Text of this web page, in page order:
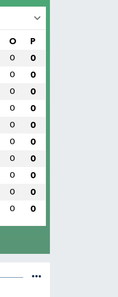
O P
0 0
0 0
0 0
0 0
0 0
0 0
0 0
0 0
0 0
0 0